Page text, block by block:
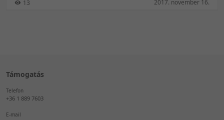
13 2017. november 16.
Támogatás
Telefon
+36 1 889 7603
E-mail